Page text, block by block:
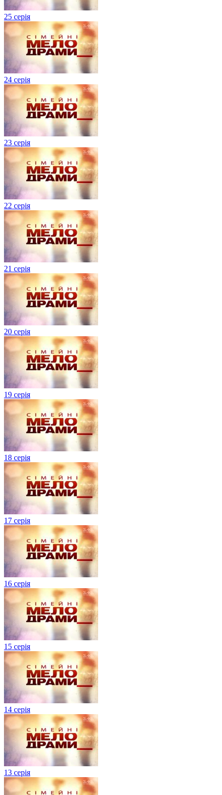
25 серія
24 серія
23 серія
22 серія
21 серія
20 серія
19 серія
18 серія
17 серія
16 серія
15 серія
14 серія
13 серія